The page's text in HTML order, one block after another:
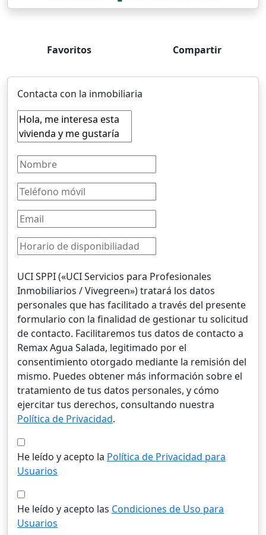
Favoritos Compartir
Contacta con la inmobiliaria
UCI SPPI («UCI Servicios para Profesionales
Inmobiliarios / Vivegreen») tratará los datos
personales que has facilitado a través del presente
formulario con la finalidad de gestionar tu solicitud
de contacto. Facilitaremos tus datos de contacto a
Remax Agua Salada, legitimado por el
consentimiento otorgado mediante la remisión del
mismo. Puedes obtener más información sobre el
tratamiento de tus datos personales, y cómo
ejercitar tus derechos, consultando nuestra
Política de Privacidad.
He leído y acepto la Política de Privacidad para
Usuarios
He leído y acepto las Condiciones de Uso para
Usuarios